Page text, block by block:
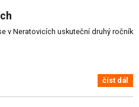
v Neratovicích uskuteční druhý ročník
číst dál